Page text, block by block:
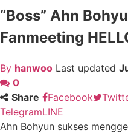
“Boss” Ahn
Fanmeeting
By hanwoo Last updated
0
Share
Facebook
TelegramLINE
Ahn Bohyun sukses